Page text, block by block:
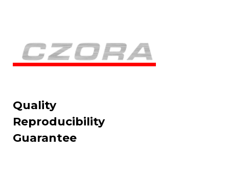
Quality
Reproducibility
Guarantee